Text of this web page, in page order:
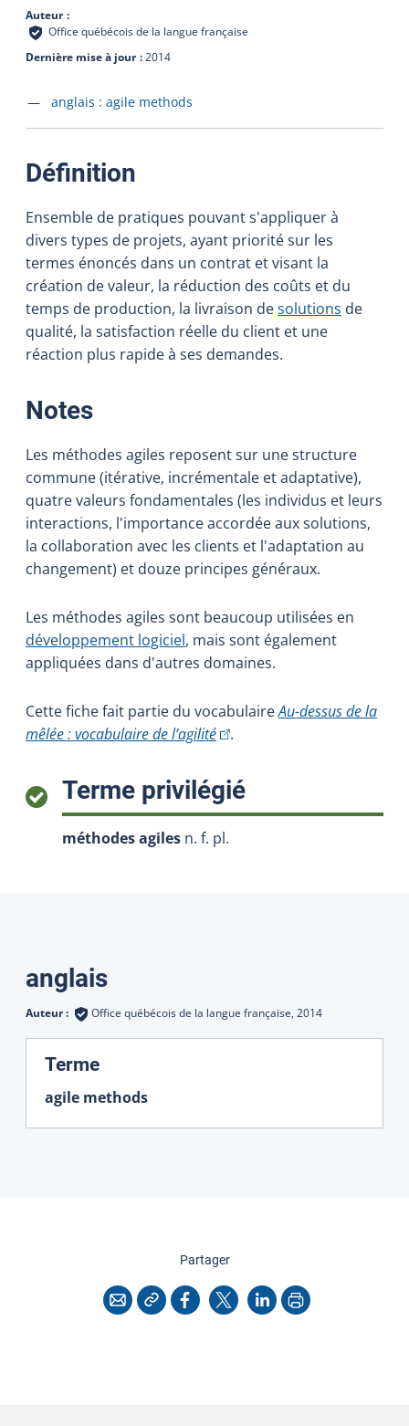
Auteur
Office québécois de la langue française
Dernière mise à jour 2014
Accéder à la fiche en
anglais : agile methods
Définition
Ensemble de pratiques pouvant s'appliquer à
divers types de projets, ayant priorité sur les
termes énoncés dans un contrat et visant la
création de valeur, la réduction des coûts et du
temps de production, la livraison desolutions de
qualité, la satisfaction réelle du client et une
réaction plus rapide à ses demandes.
Notes:
Les méthodes agiles reposent sur une structure
commune (itérative, incrémentale et adaptative),
quatre valeurs fondamentales (les individus et leurs
interactions, l'importance accordée aux solutions,
la collaboration avec les clients et l'adaptation au
changement) et douze principes généraux.
Les méthodes agiles sont beaucoup utilisées en
développement logiciel, mais sont également
appliquées dans d'autres domaines.
Cette fiche fait partie du vocabulaireAu-dessus de la
mêlée : vocabulaire de l’agilité(Cet hyperlien externe
.
Terme privilégié:
méthodes agiles n. f. pl.
Traductions
anglais
Auteur : Office québécois de la langue française, 2014
Terme:
agile methods
Partagercette page
CourrielCopier l'adresse
Facebook
X LinkedInImprimer